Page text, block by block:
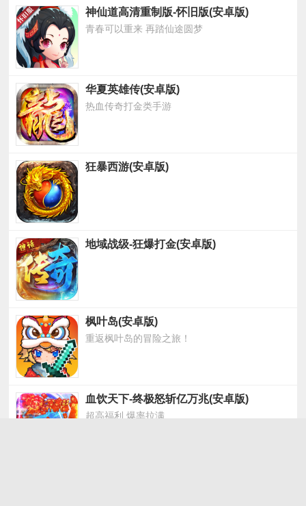
神仙道高清重制版-怀旧版(安卓版)
青春可以重来 再踏仙途圆梦
华夏英雄传(安卓版)
热血传奇打金类手游
狂暴西游(安卓版)
地域战级-狂爆打金(安卓版)
枫叶岛(安卓版)
重返枫叶岛的冒险之旅！
血饮天下-终极怒斩亿万兆(安卓版)
超高福利 爆率拉满